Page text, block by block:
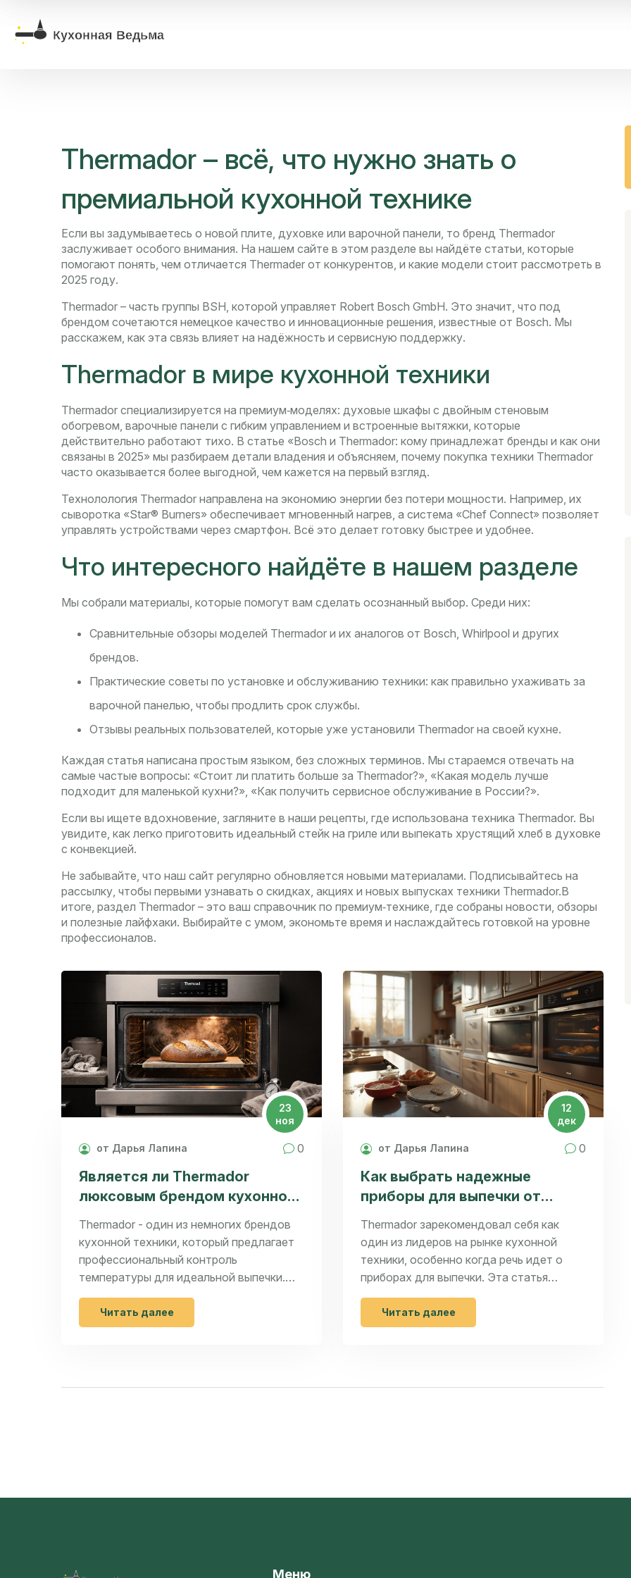
Thermador – всё, что нужно знать о
премиальной кухонной технике
Если вы задумываетесь о новой плите, духовке или варочной панели, то бренд Thermador
заслуживает особого внимания. На нашем сайте в этом разделе вы найдёте статьи, которые
помогают понять, чем отличается Thermader от конкурентов, и какие модели стоит рассмотреть в
2025 году.
Thermador – часть группы BSH, которой управляет Robert Bosch GmbH. Это значит, что под
брендом сочетаются немецкое качество и инновационные решения, известные от Bosch. Мы
расскажем, как эта связь влияет на надёжность и сервисную поддержку.
Thermador в мире кухонной техники
Thermador специализируется на премиум‑моделях: духовые шкафы с двойным стеновым
обогревом, варочные панели с гибким управлением и встроенные вытяжки, которые
действительно работают тихо. В статье «Bosch и Thermador: кому принадлежат бренды и как они
связаны в 2025» мы разбираем детали владения и объясняем, почему покупка техники Thermador
часто оказывается более выгодной, чем кажется на первый взгляд.
Технолология Thermador направлена на экономию энергии без потери мощности. Например, их
сыворотка «Star® Burners» обеспечивает мгновенный нагрев, а система «Chef Connect» позволяет
управлять устройствами через смартфон. Всё это делает готовку быстрее и удобнее.
Что интересного найдёте в нашем разделе
Мы собрали материалы, которые помогут вам сделать осознанный выбор. Среди них:
Сравнительные обзоры моделей Thermador и их аналогов от Bosch, Whirlpool и других
брендов.
Практические советы по установке и обслуживанию техники: как правильно ухаживать за
варочной панелью, чтобы продлить срок службы.
Отзывы реальных пользователей, которые уже установили Thermador на своей кухне.
Каждая статья написана простым языком, без сложных терминов. Мы стараемся отвечать на
самые частые вопросы: «Стоит ли платить больше за Thermador?», «Какая модель лучше
подходит для маленькой кухни?», «Как получить сервисное обслуживание в России?».
Если вы ищете вдохновение, загляните в наши рецепты, где использована техника Thermador. Вы
увидите, как легко приготовить идеальный стейк на гриле или выпекать хрустящий хлеб в духовке
с конвекцией.
Не забывайте, что наш сайт регулярно обновляется новыми материалами. Подписывайтесь на
рассылку, чтобы первыми узнавать о скидках, акциях и новых выпусках техники Thermador.В
итоге, раздел Thermador – это ваш справочник по премиум‑технике, где собраны новости, обзоры
и полезные лайфхаки. Выбирайте с умом, экономьте время и наслаждайтесь готовкой на уровне
профессионалов.
23
ноя
от Дарья Лапина 0
Является ли Thermador
люксовым брендом кухонной
техники для выпечки?
Thermador - один из немногих брендов
кухонной техники, который предлагает
профессиональный контроль
температуры для идеальной выпечки.
Дорого? Да. Но для тех, кто считает
печение искусством - это единственный
выбор.
Читать далее
12
дек
от Дарья Лапина 0
Как выбрать надежные
приборы для выпечки от
Thermador
Thermador зарекомендовал себя как
один из лидеров на рынке кухонной
техники, особенно когда речь идет о
приборах для выпечки. Эта статья
рассматривает надежность продукции
Thermador, начиная от
функциональности и долговечности до
Читать далее
Меню